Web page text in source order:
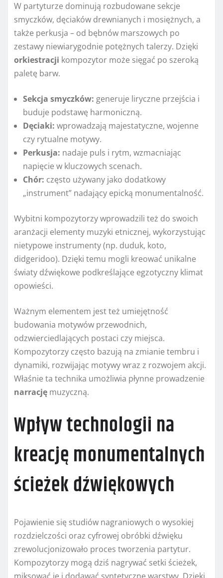
W partyturze dominują rozbudowane sekcje
smyczków, dęciaków drewnianych i mosiężnych, a
także perkusja – od bębnów marszowych po
zestawy niewiarygodnie potężnych talerzy. Dzięki
orkiestracji kompozytor może sięgać po szeroką
paletę barw.
Sekcja smyczków: generuje liryczne przejścia i
buduje podstawę harmoniczną.
Dęciaki: wprowadzają majestatyczne, wojenne
czy rytualne motywy.
Perkusja: nadaje puls i rytm, wzmacniając
napięcie w kluczowych scenach.
Chór: często używany jako dodatkowy
„instrument” nadający epicką monumentalność.
Wybitni kompozytorzy wprowadzili też do swoich
aranżacji elementy muzyki etnicznej, wykorzystując
nietypowe instrumenty (np. duduk, koto,
didgeridoo). Dzięki temu mogli kreować unikalne
światy dźwiękowe podkreślające egzotyczny klimat
opowieści.
Ważnym elementem jest też umiejętność
budowania motywów przewodnich,
odzwierciedlających postaci czy miejsca.
Kompozytorzy często bazują na zmianie tembru i
dynamiki, rozwijając motywy wraz z rozwojem akcji.
Właśnie ta technika umożliwia płynne prowadzenie
narrację muzyczną.
Wpływ technologii na
kreację monumentalnych
ścieżek dźwiękowych
Pojawienie się studiów nagraniowych o wysokiej
rozdzielczości oraz cyfrowej obróbki dźwięku
zrewolucjonizowało proces tworzenia partytur.
Kompozytorzy mogą dziś nagrywać setki ścieżek,